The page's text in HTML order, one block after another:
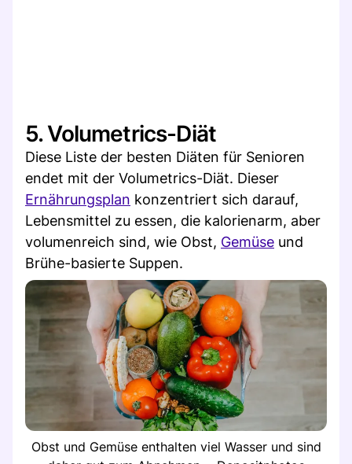
5. Volumetrics-Diät
Diese Liste der besten Diäten für Senioren
endet mit der Volumetrics-Diät. Dieser
Ernährungsplan konzentriert sich darauf,
Lebensmittel zu essen, die kalorienarm, aber
volumenreich sind, wie Obst, Gemüse und
Brühe-basierte Suppen.
Obst und Gemüse enthalten viel Wasser und sind